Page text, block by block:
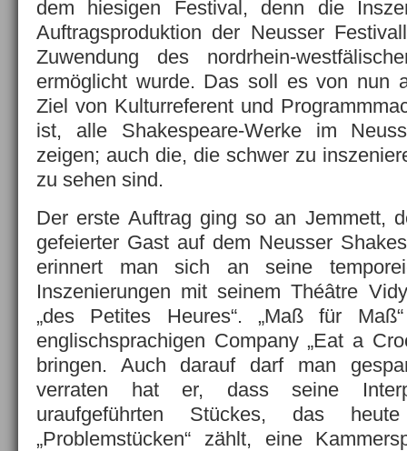
dem hiesigen Festival, denn die
Auftragsproduktion der Neusser
Zuwendung des nordrhein-
ermöglicht wurde. Das soll es von nun
Ziel von Kulturreferent und
ist, alle Shakespeare-Werke im
zeigen; auch die, die schwer zu
zu sehen sind.
Der erste Auftrag ging so an Jemmett,
gefeierter Gast auf dem Neusser
erinnert man sich an seine
Inszenierungen mit seinem Théâtre
„des Petites Heures“. „Maß für
englischsprachigen Company „Eat a
bringen. Auch darauf darf man
verraten hat er, dass seine
uraufgeführten Stückes, das
„Problemstücken“ zählt, eine